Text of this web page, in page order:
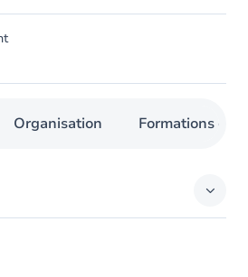
Organisation Formations